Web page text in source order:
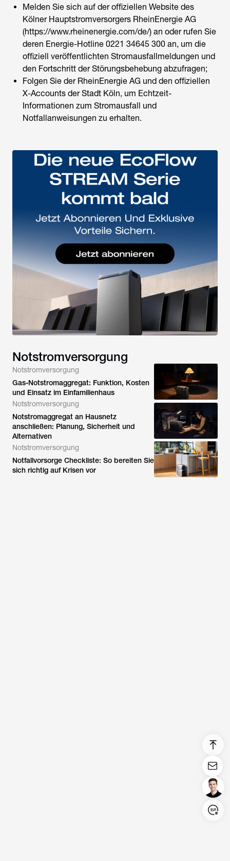
Melden Sie sich auf der offiziellen Website des
Kölner Hauptstromversorgers RheinEnergie AG
(https://www.rheinenergie.com/de/) an oder rufen Sie
deren Energie-Hotline 0221 34645 300 an, um die
offiziell veröffentlichten Stromausfallmeldungen und
den Fortschritt der Störungsbehebung abzufragen;
Folgen Sie der RheinEnergie AG und den offiziellen
X-Accounts der Stadt Köln, um Echtzeit-
Informationen zum Stromausfall und
Notfallanweisungen zu erhalten.
Notstromversorgung
Notstromversorgung
Gas-Notstromaggregat: Funktion, Kosten
und Einsatz im Einfamilienhaus
Notstromversorgung
Notstromaggregat an Hausnetz
anschließen: Planung, Sicherheit und
Alternativen
Notstromversorgung
Notfallvorsorge Checkliste: So bereiten Sie
sich richtig auf Krisen vor